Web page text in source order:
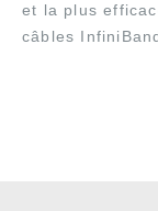
et la plus
câbles